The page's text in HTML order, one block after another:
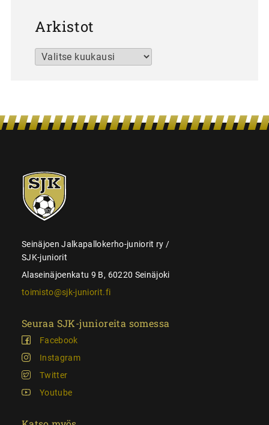
Arkistot
Arkistot
SJK-
juniorit
Seinäjoen Jalkapallokerho-juniorit ry /
SJK-juniorit
Alaseinäjoenkatu 9 B, 60220 Seinäjoki
toimisto@sjk-juniorit.fi
Seuraa SJK-junioreita somessa
Facebook
Instagram
Twitter
Youtube